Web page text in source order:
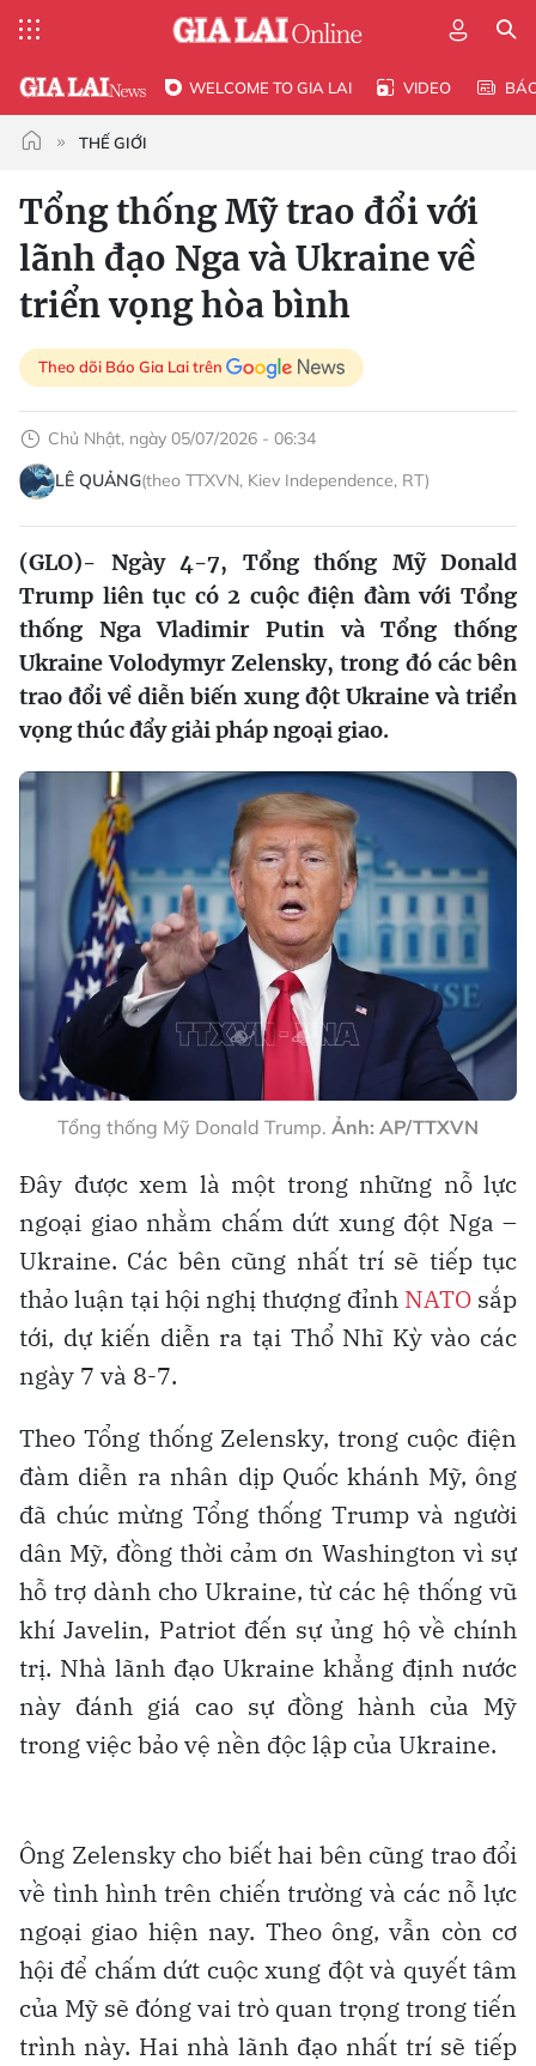
WELCOME TO GIA LAI VIDEO
THẾ GIỚI
Tổng thống Mỹ trao đổi với
lãnh đạo Nga và Ukraine về
triển vọng hòa bình
Theo dõi Báo Gia Lai trên
Chủ Nhật, ngày 05/07/2026 - 06:34
LÊ QUẢNG(theo TTXVN, Kiev Independence, RT)
(GLO)- Ngày 4-7, Tổng thống Mỹ Donald
Trump liên tục có 2 cuộc điện đàm với Tổng
thống Nga Vladimir Putin và Tổng thống
Ukraine Volodymyr Zelensky, trong đó các bên
trao đổi về diễn biến xung đột Ukraine và triển
vọng thúc đẩy giải pháp ngoại giao.
Tổng thống Mỹ Donald Trump. Ảnh: AP/TTXVN
Đây được xem là một trong những nỗ lực
ngoại giao nhằm chấm dứt xung đột Nga –
Ukraine. Các bên cũng nhất trí sẽ tiếp tục
thảo luận tại hội nghị thượng đỉnh NATO sắp
tới, dự kiến diễn ra tại Thổ Nhĩ Kỳ vào các
ngày 7 và 8-7.
Theo Tổng thống Zelensky, trong cuộc điện
đàm diễn ra nhân dịp Quốc khánh Mỹ, ông
đã chúc mừng Tổng thống Trump và người
dân Mỹ, đồng thời cảm ơn Washington vì sự
hỗ trợ dành cho Ukraine, từ các hệ thống vũ
khí Javelin, Patriot đến sự ủng hộ về chính
trị. Nhà lãnh đạo Ukraine khẳng định nước
này đánh giá cao sự đồng hành của Mỹ
trong việc bảo vệ nền độc lập của Ukraine.
Ông Zelensky cho biết hai bên cũng trao đổi
về tình hình trên chiến trường và các nỗ lực
ngoại giao hiện nay. Theo ông, vẫn còn cơ
hội để chấm dứt cuộc xung đột và quyết tâm
của Mỹ sẽ đóng vai trò quan trọng trong tiến
trình này. Hai nhà lãnh đạo nhất trí sẽ tiếp